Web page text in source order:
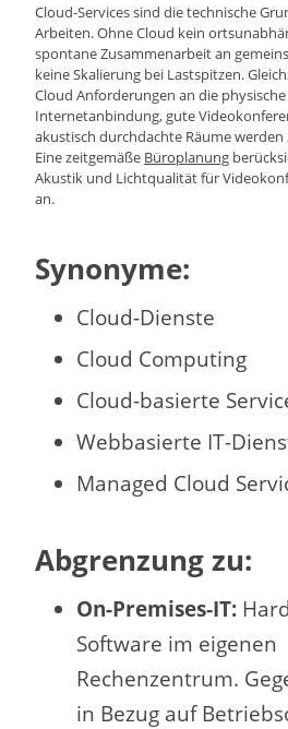
Cloud-Services sind die technische
Arbeiten. Ohne Cloud kein
spontane Zusammenarbeit an
keine Skalierung bei Lastspitzen.
Cloud Anforderungen an die
Internetanbindung, gute
akustisch durchdachte Räume
Eine zeitgemäße Büroplanung
Akustik und Lichtqualität für
an.
Synonyme:
Cloud-Dienste
Cloud Computing
Cloud-basierte
Webbasierte IT-
Managed Cloud
Abgrenzung zu:
On-Premises-IT:
Software im eigenen
Rechenzentrum.
in Bezug auf